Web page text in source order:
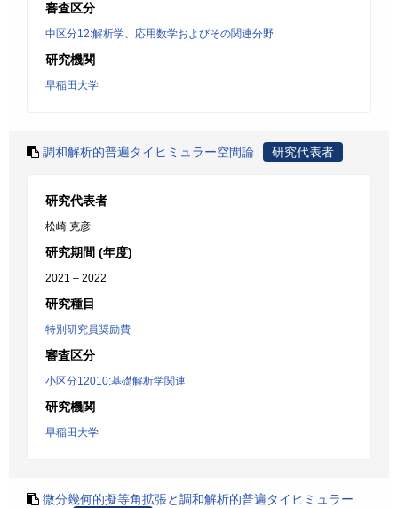
審査区分
中区分12:解析学、応用数学およびその関連分野
研究機関
早稲田大学
調和解析的普遍タイヒミュラー空間論 研究代表者
研究代表者
松崎 克彦
研究期間 (年度)
2021 – 2022
研究種目
特別研究員奨励費
審査区分
小区分12010:基礎解析学関連
研究機関
早稲田大学
微分幾何的擬等角拡張と調和解析的普遍タイヒミュラー